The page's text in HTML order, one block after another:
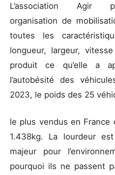
L’association Agir
organisation de
toutes les
longueur, largeur,
produit ce qu’elle a
l’autobésité des
2023, le poids des 25
le plus vendus en France
1.438kg. La lourdeur
majeur pour
pourquoi ils ne passent